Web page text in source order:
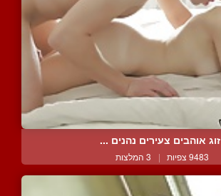
זוג אוהבים צעירים נהנים ...
9483 צפיות | 3 המלצות